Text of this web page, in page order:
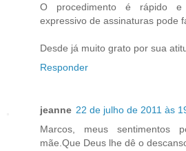
O procedimento é rápido
expressivo de assinaturas pode
Desde já muito grato por sua
Responder
jeanne 22 de julho de 2011 às
Marcos, meus sentimentos
mãe.Que Deus lhe dê o